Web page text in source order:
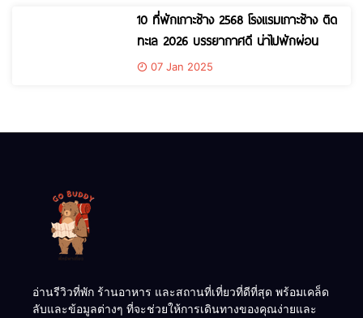
10 ที่พักเกาะช้าง 2568 โรงแรมเกาะช้าง ติด
ทะเล 2026 บรรยากาศดี น่าไปพักผ่อน
07 Jan 2025
อ่านรีวิวที่พัก ร้านอาหาร และสถานที่เที่ยวที่ดีที่สุด พร้อมเคล็ด
ลับและข้อมูลต่างๆ ที่จะช่วยให้การเดินทางของคุณง่ายและ